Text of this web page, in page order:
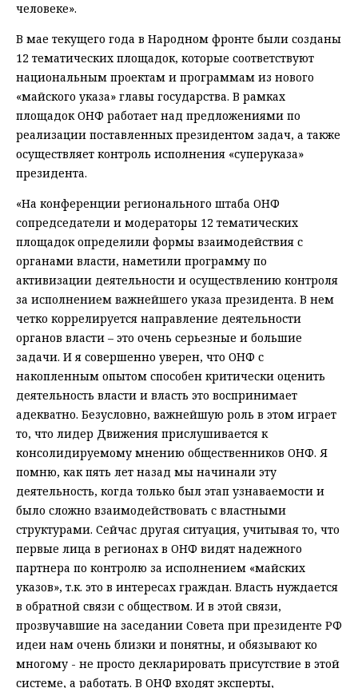
человеке».
В мае текущего года в Народном фронте были созданы
12 тематических площадок, которые соответствуют
национальным проектам и программам из нового
«майского указа» главы государства. В рамках
площадок ОНФ работает над предложениями по
реализации поставленных президентом задач, а также
осуществляет контроль исполнения «суперуказа»
президента.
«На конференции регионального штаба ОНФ
сопредседатели и модераторы 12 тематических
площадок определили формы взаимодействия с
органами власти, наметили программу по
активизации деятельности и осуществлению контроля
за исполнением важнейшего указа президента. В нем
четко коррелируется направление деятельности
органов власти – это очень серьезные и большие
задачи. И я совершенно уверен, что ОНФ с
накопленным опытом способен критически оценить
деятельность власти и власть это воспринимает
адекватно. Безусловно, важнейшую роль в этом играет
то, что лидер Движения прислушивается к
консолидируемому мнению общественников ОНФ. Я
помню, как пять лет назад мы начинали эту
деятельность, когда только был этап узнаваемости и
было сложно взаимодействовать с властными
структурами. Сейчас другая ситуация, учитывая то, что
первые лица в регионах в ОНФ видят надежного
партнера по контролю за исполнением «майских
указов», т.к. это в интересах граждан. Власть нуждается
в обратной связи с обществом. И в этой связи,
прозвучавшие на заседании Совета при президенте РФ
идеи нам очень близки и понятны, и обязывают ко
многому - не просто декларировать присутствие в этой
системе, а работать. В ОНФ входят эксперты,